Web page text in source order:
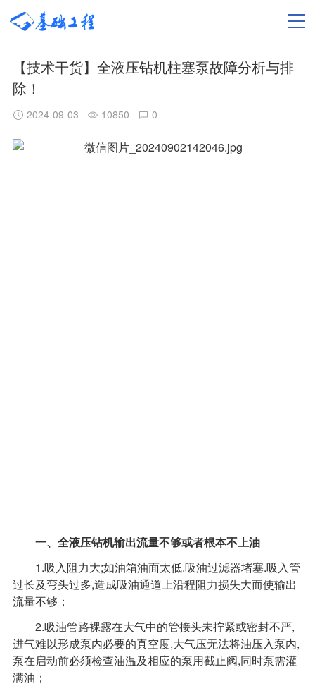
【技术干货】全液压钻机柱塞泵故障分析与排
除！
2024-09-03 10850 0
一、全液压钻机输出流量不够或者根本不上油
1.吸入阻力大;如油箱油面太低.吸油过滤器堵塞.吸入管
过长及弯头过多,造成吸油通道上沿程阻力损失大而使输出
流量不够；
2.吸油管路裸露在大气中的管接头未拧紧或密封不严,
进气难以形成泵内必要的真空度,大气压无法将油压入泵内,
泵在启动前必须检查油温及相应的泵用截止阀,同时泵需灌
满油；